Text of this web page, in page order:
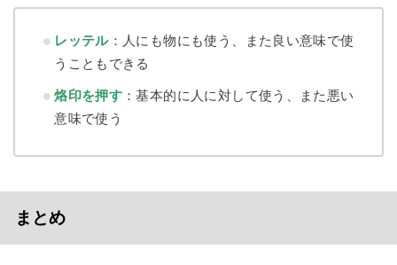
レッテル：人にも物にも使う、また良い意味で使
うこともできる
烙印を押す ：基本的に人に対して使う、また悪い
意味で使う
まとめ